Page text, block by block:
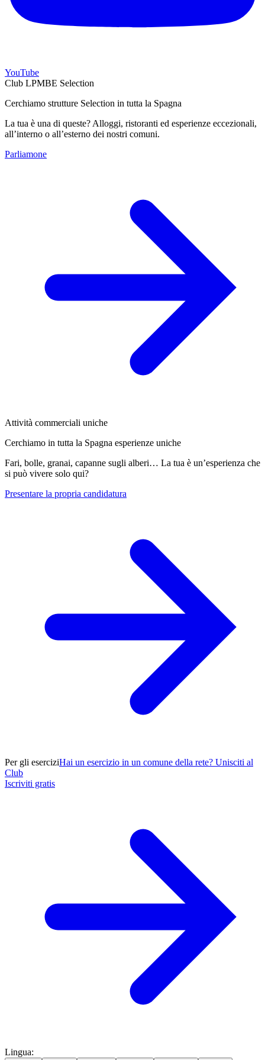
YouTube
Club LPMBE Selection
Cerchiamo strutture Selection in tutta la Spagna
La tua è una di queste? Alloggi, ristoranti ed esperienze eccezionali,
all’interno o all’esterno dei nostri comuni.
Parliamone
Attività commerciali uniche
Cerchiamo in tutta la Spagna esperienze uniche
Fari, bolle, granai, capanne sugli alberi… La tua è un’esperienza che
si può vivere solo qui?
Presentare la propria candidatura
Per gli eserciziHai un esercizio in un comune della rete? Unisciti al
Club
Iscriviti gratis
Lingua: